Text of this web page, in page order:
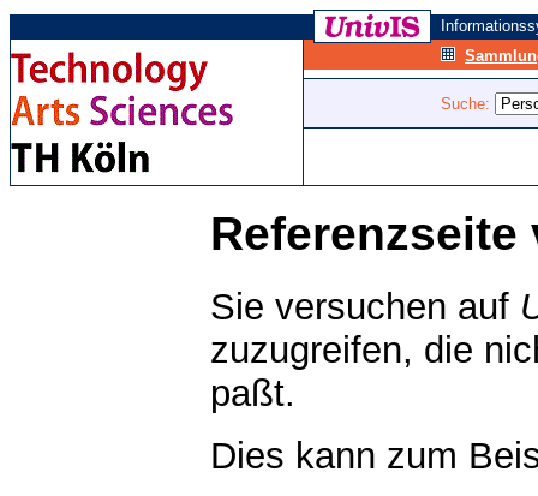
Suche:
Referenzseite
Sie versuchen auf
zuzugreifen, die
paßt.
Dies kann zum